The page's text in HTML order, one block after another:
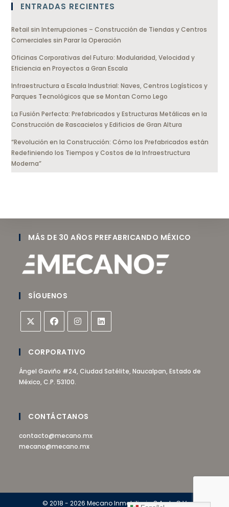
ENTRADAS RECIENTES
Retail sin Interrupciones – Construcción de Tiendas y Centros
Comerciales sin Parar la Operación
Oficinas Corporativas del Futuro: Modularidad, Velocidad y
Eficiencia en Proyectos a Gran Escala
Infraestructura a Escala Industrial: Naves, Centros Logísticos y
Parques Tecnológicos que se Montan Como Lego
La Fusión Perfecta: Prefabricados y Estructuras Metálicas en la
Construcción de Rascacielos y Edificios de Gran Altura
“Revolución en la Construcción: Cómo los Prefabricados están
Redefiniendo los Tiempos y Costos de la Infraestructura
Moderna”
MÁS DE 30 AÑOS PREFABRICANDO MÉXICO
SÍGUENOS
CORPORATIVO
Ángel Gaviño #24, Ciudad Satélite, Naucalpan, Estado de
México, C.P. 53100.
CONTÁCTANOS
contacto@mecano.mx
mecano@mecano.mx
© 2018 - 2026 Mecano Inmobiliaria S.A. de C.V